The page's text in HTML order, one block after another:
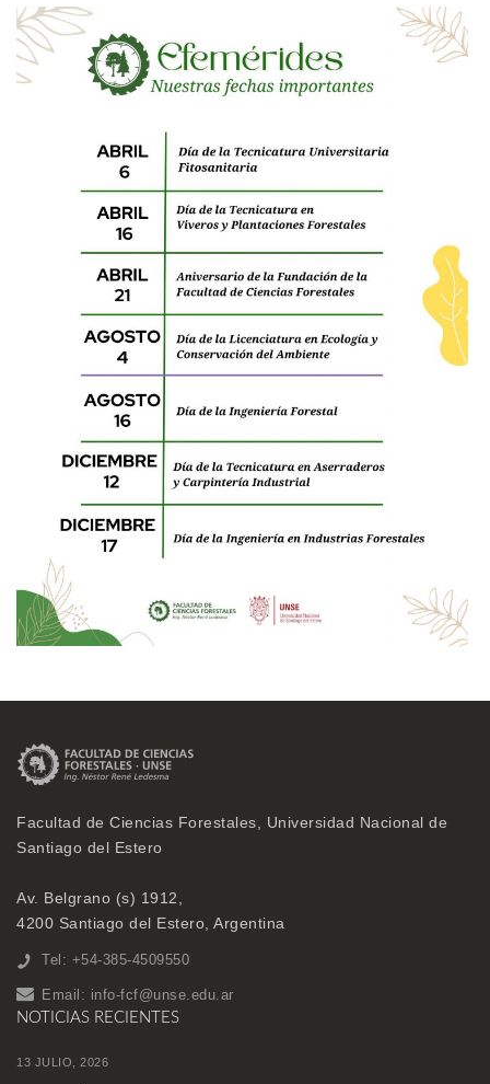
Facultad de Ciencias Forestales, Universidad Nacional de
Santiago del Estero
Av. Belgrano (s) 1912,
4200 Santiago del Estero, Argentina
Tel: +54-385-4509550
Email: info-fcf@unse.edu.ar
NOTICIAS RECIENTES
13 JULIO, 2026